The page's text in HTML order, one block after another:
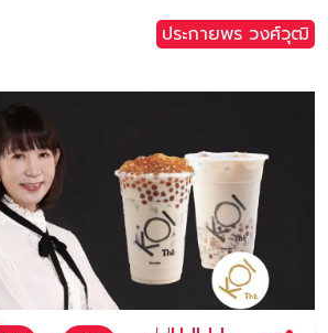
ประกายพร​ วงศ์​วุฒิ​